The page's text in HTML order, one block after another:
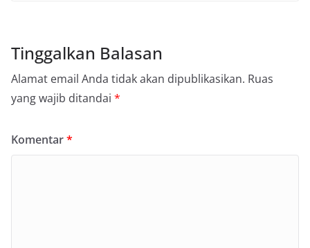
Tinggalkan Balasan
Alamat email Anda tidak akan dipublikasikan. Ruas
yang wajib ditandai *
Komentar*